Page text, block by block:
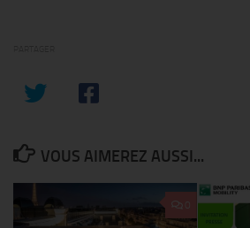
VOUS AIMEREZ AUSSI...